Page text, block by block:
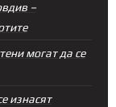
–
могат да се
изнасят